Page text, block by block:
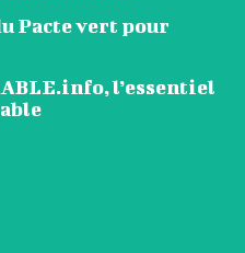
Pacte vert pour
l’essentiel